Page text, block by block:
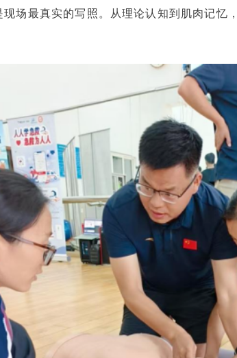
现场最真实的写照。从理论认知到肌肉记忆